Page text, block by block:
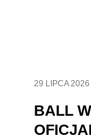
29 LIPCA 2026
BALL